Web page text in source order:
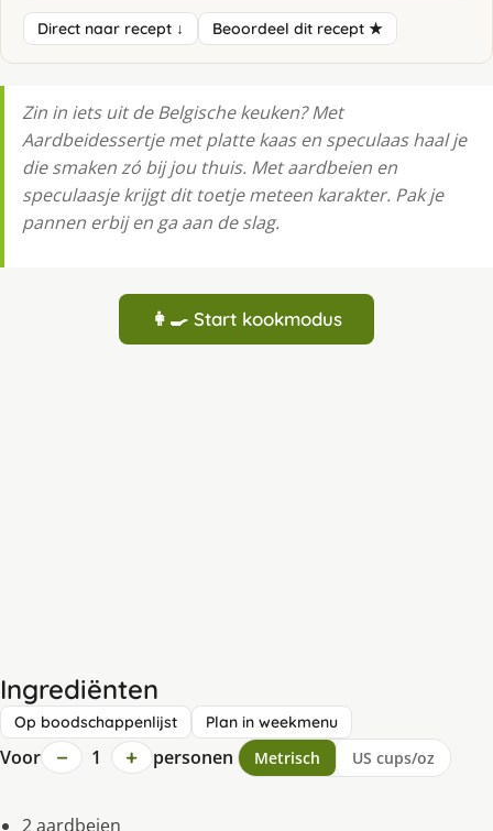
Direct naar recept ↓ Beoordeel dit recept ★
Zin in iets uit de Belgische keuken? Met
Aardbeidessertje met platte kaas en speculaas haal je
die smaken zó bij jou thuis. Met aardbeien en
speculaasje krijgt dit toetje meteen karakter. Pak je
pannen erbij en ga aan de slag.
👩‍🍳 Start kookmodus
Ingrediënten
Op boodschappenlijst Plan in weekmenu
Voor − 1 + personen Metrisch US cups/oz
2 aardbeien